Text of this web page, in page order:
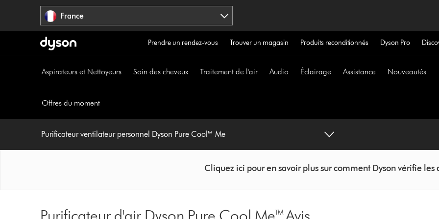
France
Prendre un rendez-vous Trouver un magasin Produits reconditionnés Dyson Pro
Aspirateurs et Nettoyeurs Soin des cheveux Traitement de l'air Audio Éclairage Assistance Nouveautés
Offres du moment
Purificateur ventilateur personnel Dyson Pure Cool™ Me
Cliquez ici pour en savoir plus sur comment Dyson vérifie les